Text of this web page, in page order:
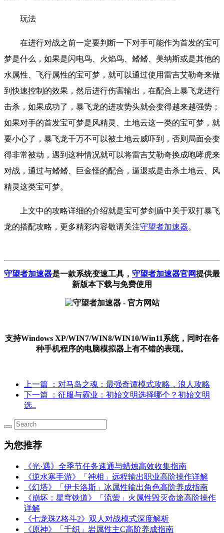
玩法
在进行对战之前一定要判断一下对手可能作为首发的宝可
梦是什么，如果是闪电鸟、火焰鸟、鳍鳍、美纳斯或是其他的
水属性、飞行属性的宝可梦，就可以通过使用雷吉艾勒奇来做
到快速控制的效果，然后进行伤害输出，在配合上暴飞龙进行
击杀，如果成功了，暴飞龙的进攻势头就会变得越来越强势；
如果对手的首发宝可梦是风精灵、土地云这一类的宝可梦，就
要小心了，暴飞龙千万不可以被土地云威吓到，否则局面会变
得非常被动，遇到这种情况就可以将雷吉艾勒奇换成咆哮虎来
对战，通过与鳍鳍、巨金怪的配合，逼退或是击杀土地云、风
精灵这类宝可梦。
上文中的攻略详细的介绍就是宝可梦剑盾中关于双打暴飞
龙的搭配攻略，更多精彩内容敬请关注守望者加速器。
守望者加速器是一款系统变速工具 ， 守望者加速器官网提供最
新版本下载与免费使用
支持Windows XP/WIN7/WIN8/WIN10/Win11系统，同时在各
种手机程序的电脑模拟器上有不错的表现。
上一篇
：对马岛之魂：最强奇谭模式攻略，浪人攻略
下一篇
：征服与霸业：初始文明选择哪个？初始文明
选..
为您推荐
《光·遇》全季节任务速通与蜡烛高效收集指南
《逆水寒手游》「神相」远程输出职业高阶操作详解
《幻塔》「伊卡洛斯」冰属性输出角色高阶养成指南
《崩坏：星穹铁道》「流萤」火属性毁灭命途高阶操作
详解
《七龙珠Z格斗2》双人对战模式深度解析
《原神》「千织」岩属性主C高阶养成指南